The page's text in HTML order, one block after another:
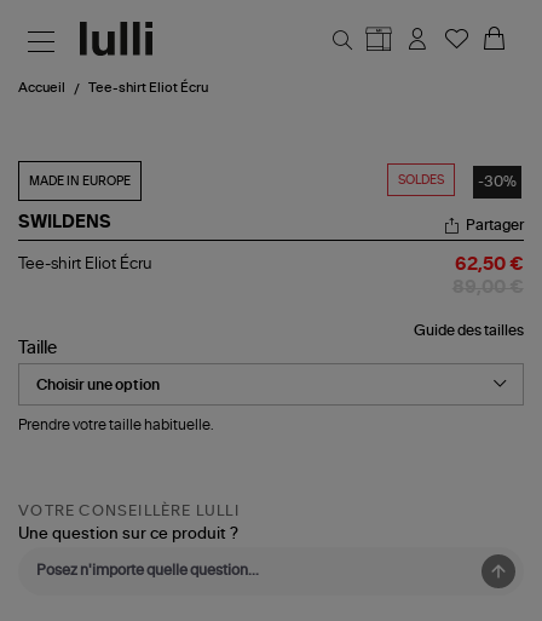
Accueil Tee-shirt Eliot Écru
SOLDES -30%
MADE IN EUROPE
SWILDENS
Tee-
Partager
Tee-shirt Eliot Écru 62,50 €
Guide des tailles
Taille
Prendre votre taille habituelle.
VOTRE CONSEILLÈRE LULLI
Une question sur ce produit ?